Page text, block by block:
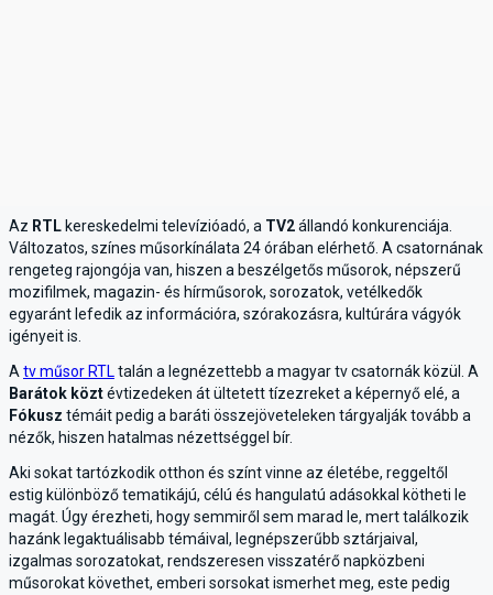
Az RTL kereskedelmi televízióadó, a TV2állandó konkurenciája.
Változatos, színes műsorkínálata 24 órában elérhető. A csatornának
rengeteg rajongója van, hiszen a beszélgetős műsorok, népszerű
mozifilmek, magazin- és hírműsorok, sorozatok, vetélkedők
egyaránt lefedik az információra, szórakozásra, kultúrára vágyók
igényeit is.
A tv műsor RTL talán a legnézettebb a magyar tv csatornák közül. A
Barátok köztévtizedeken át ültetett tízezreket a képernyő elé, a
Fókusz témáit pedig a baráti összejöveteleken tárgyalják tovább a
nézők, hiszen hatalmas nézettséggel bír.
Aki sokat tartózkodik otthon és színt vinne az életébe, reggeltől
estig különböző tematikájú, célú és hangulatú adásokkal kötheti le
magát. Úgy érezheti, hogy semmiről sem marad le, mert találkozik
hazánk legaktuálisabb témáival, legnépszerűbb sztárjaival,
izgalmas sorozatokat, rendszeresen visszatérő napközbeni
műsorokat követhet, emberi sorsokat ismerhet meg, este pedig